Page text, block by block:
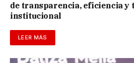
de transparencia, eficiencia y
institucional
LEER MÁS